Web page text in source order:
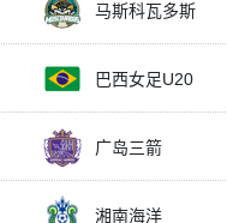
马斯科瓦多斯
巴西女足U20
广岛三箭
湘南海洋